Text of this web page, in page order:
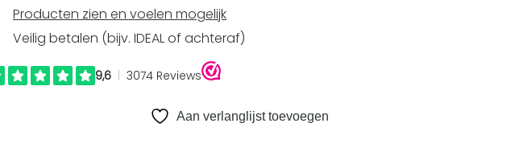
Producten zien en voelen mogelijk
Veilig betalen (bijv. IDEAL of achteraf)
Aan verlanglijst toevoegen